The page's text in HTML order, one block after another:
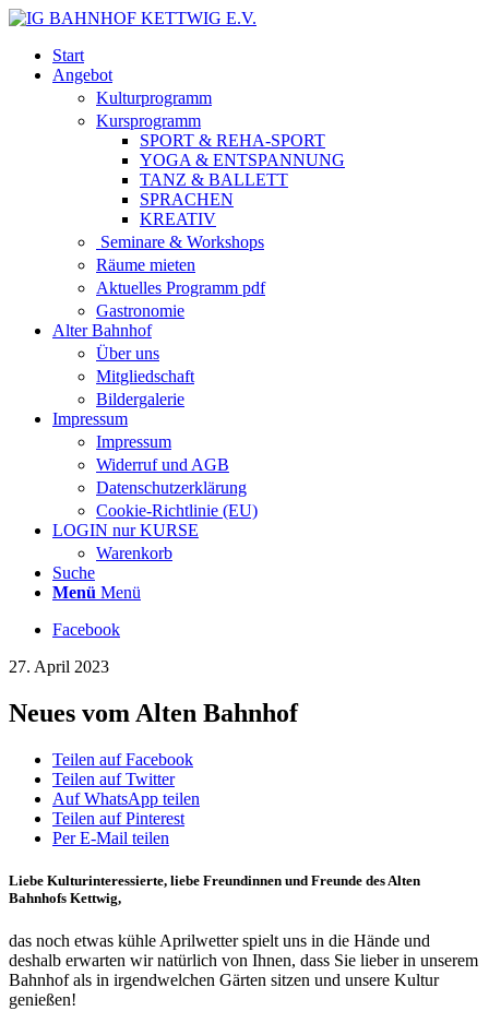
Start
Angebot
Kulturprogramm
Kursprogramm
SPORT & REHA-SPORT
YOGA & ENTSPANNUNG
TANZ & BALLETT
SPRACHEN
KREATIV
Seminare & Workshops
Räume mieten
Aktuelles Programm pdf
Gastronomie
Alter Bahnhof
Über uns
Mitgliedschaft
Bildergalerie
Impressum
Impressum
Widerruf und AGB
Datenschutzerklärung
Cookie-Richtlinie (EU)
LOGIN nur KURSE
Warenkorb
Suche
Menü Menü
Facebook
27. April 2023
Neues vom Alten Bahnhof
Teilen auf Facebook
Teilen auf Twitter
Auf WhatsApp teilen
Teilen auf Pinterest
Per E-Mail teilen
Liebe Kulturinteressierte, liebe Freundinnen und Freunde des Alten
Bahnhofs Kettwig,
das noch etwas kühle Aprilwetter spielt uns in die Hände und
deshalb erwarten wir natürlich von Ihnen, dass Sie lieber in unserem
Bahnhof als in irgendwelchen Gärten sitzen und unsere Kultur
genießen!